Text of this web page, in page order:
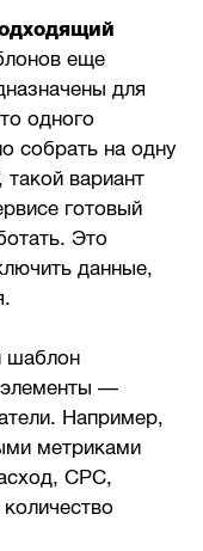
еще
для
одного
собрать на одну
такой вариант
готовый
Это
данные,
шаблон
элементы —
Например,
метриками
CPC,